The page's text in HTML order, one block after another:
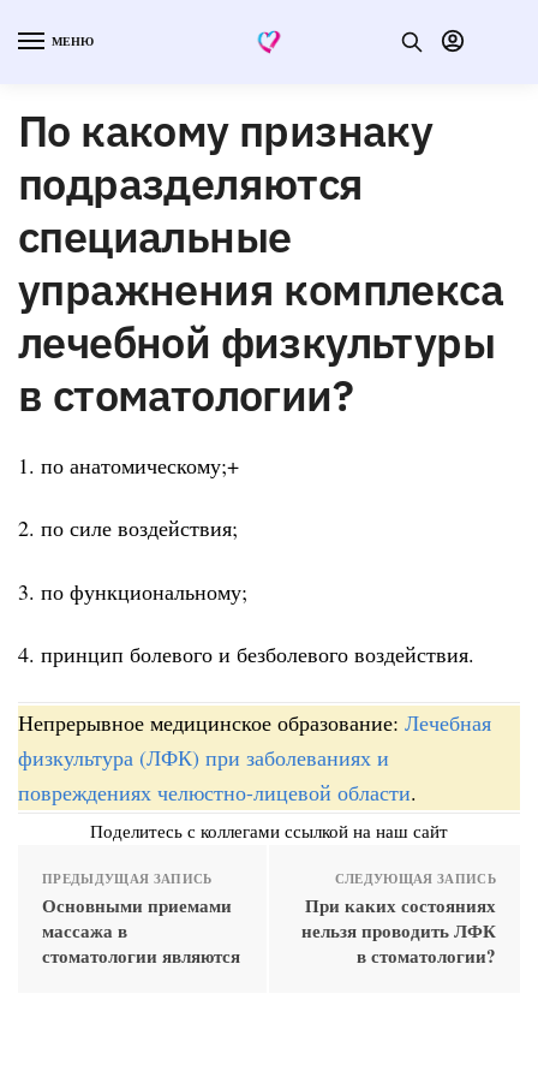
МЕНЮ
По какому признаку
подразделяются
специальные
упражнения комплекса
лечебной физкультуры
в стоматологии?
1. по анатомическому;+
2. по силе воздействия;
3. по функциональному;
4. принцип болевого и безболевого воздействия.
Непрерывное медицинское образование: Лечебная
физкультура (ЛФК) при заболеваниях и
повреждениях челюстно-лицевой области.
Поделитесь с коллегами ссылкой на наш сайт
ПРЕДЫДУЩАЯ ЗАПИСЬ
Основными приемами
массажа в
стоматологии являются
СЛЕДУЮЩАЯ ЗАПИСЬ
При каких состояниях
нельзя проводить ЛФК
в стоматологии?